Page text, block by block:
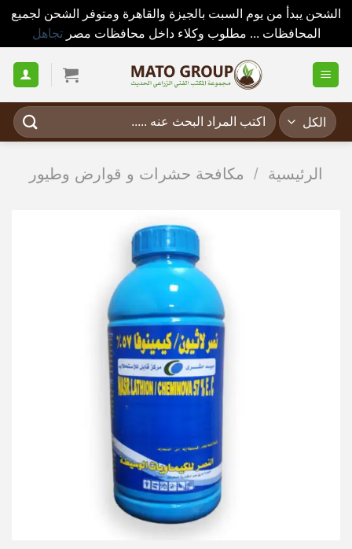
الشحن يبدأ من يوم السبت بالجيزة والقاهرة ومتوفر الشحن لجميع
المحافظات ... مطلوب وكلاء داخل محافظات مصرتجاهل
للمحتوى
البحث
عن:
الرئيسية / مكافحة حشرات و قوارض وطيور